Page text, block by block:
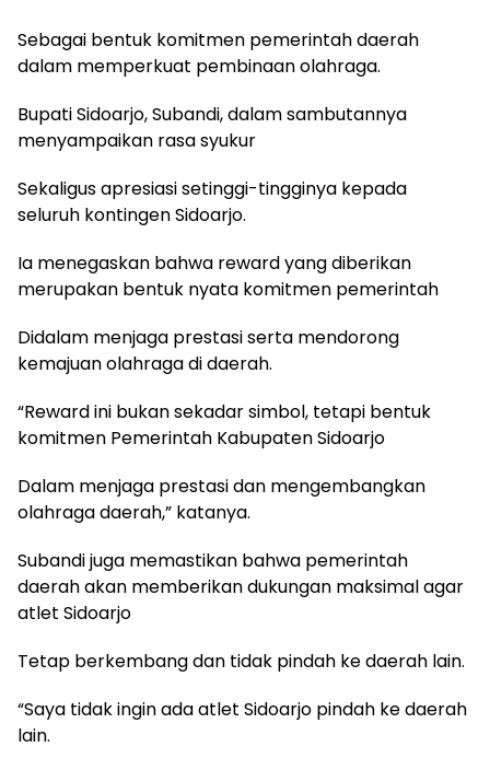
Sebagai bentuk komitmen pemerintah daerah
dalam memperkuat pembinaan olahraga.
Bupati Sidoarjo, Subandi, dalam sambutannya
menyampaikan rasa syukur
Sekaligus apresiasi setinggi-tingginya kepada
seluruh kontingen Sidoarjo.
Ia menegaskan bahwa reward yang diberikan
merupakan bentuk nyata komitmen pemerintah
Didalam menjaga prestasi serta mendorong
kemajuan olahraga di daerah.
“Reward ini bukan sekadar simbol, tetapi bentuk
komitmen Pemerintah Kabupaten Sidoarjo
Dalam menjaga prestasi dan mengembangkan
olahraga daerah,” katanya.
Subandi juga memastikan bahwa pemerintah
daerah akan memberikan dukungan maksimal agar
atlet Sidoarjo
Tetap berkembang dan tidak pindah ke daerah lain.
“Saya tidak ingin ada atlet Sidoarjo pindah ke daerah
lain.